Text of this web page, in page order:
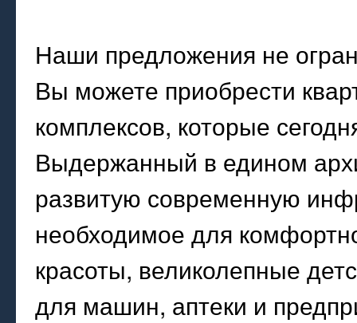
Наши предложения не
Вы можете приобрести
комплексов, которые
Выдержанный в едином
развитую современную
необходимое для
красоты, великолепные
для машин, аптеки и